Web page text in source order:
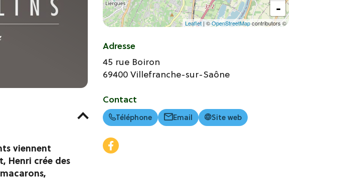
viennent
Henri crée des
-
Leaflet| ©OpenStreetMapcontributors ©
Adresse
45 rue Boiron
69400 Villefranche-sur-Saône
Contact
Téléphone Email Site web